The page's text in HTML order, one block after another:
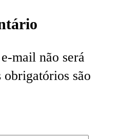
mail não será
obrigatórios são